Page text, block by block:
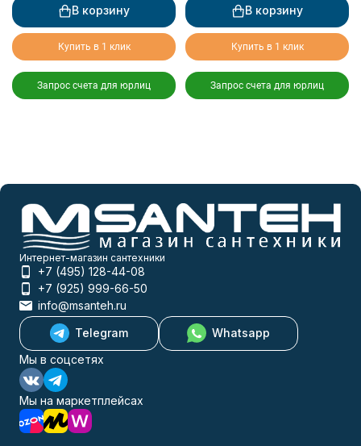
В корзину
Купить в 1 клик
Запрос счета для юрлиц
В корзину
Купить в 1 клик
Запрос счета для юрлиц
Интернет-магазин сантехники
+7 (495) 128-44-08
+7 (925) 999-66-50
info@msanteh.ru
Telegram
Whatsapp
Мы в соцсетях
Мы на маркетплейсах